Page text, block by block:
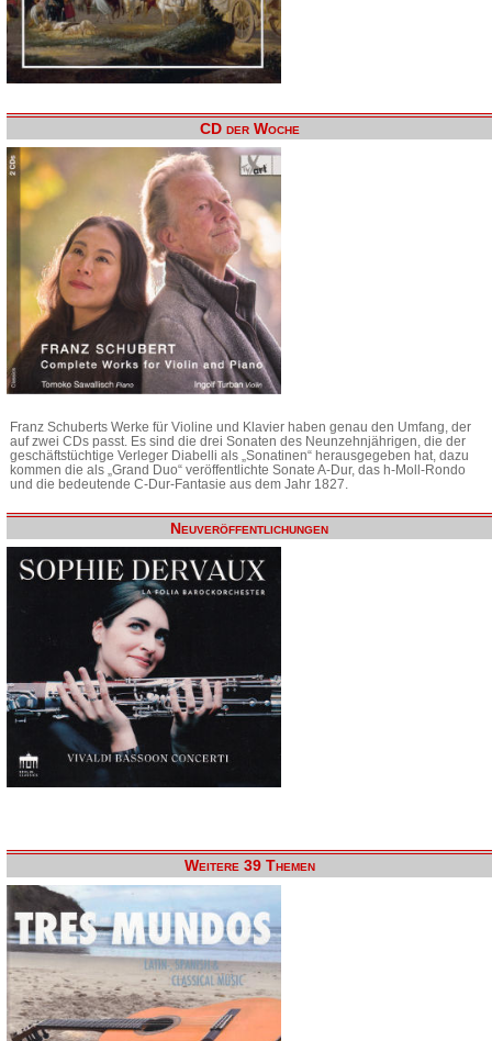
CD der Woche
Franz Schuberts Werke für Violine und Klavier haben genau den Umfang, der
auf zwei CDs passt. Es sind die drei Sonaten des Neunzehnjährigen, die der
geschäftstüchtige Verleger Diabelli als „Sonatinen“ herausgegeben hat, dazu
kommen die als „Grand Duo“ veröffentlichte Sonate A-Dur, das h-Moll-Rondo
und die bedeutende C-Dur-Fantasie aus dem Jahr 1827.
Neuveröffentlichungen
Weitere 39 Themen